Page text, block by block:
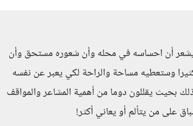
أن احساسه في محله وأن شعوره مستحق وأن
وستعطيه مساحة والراحة لكي يعبر عن نفسه
بحيث يقللون دوما من أهمية المشاعر والمواقف
على من يتألم أو يعاني أكثر!